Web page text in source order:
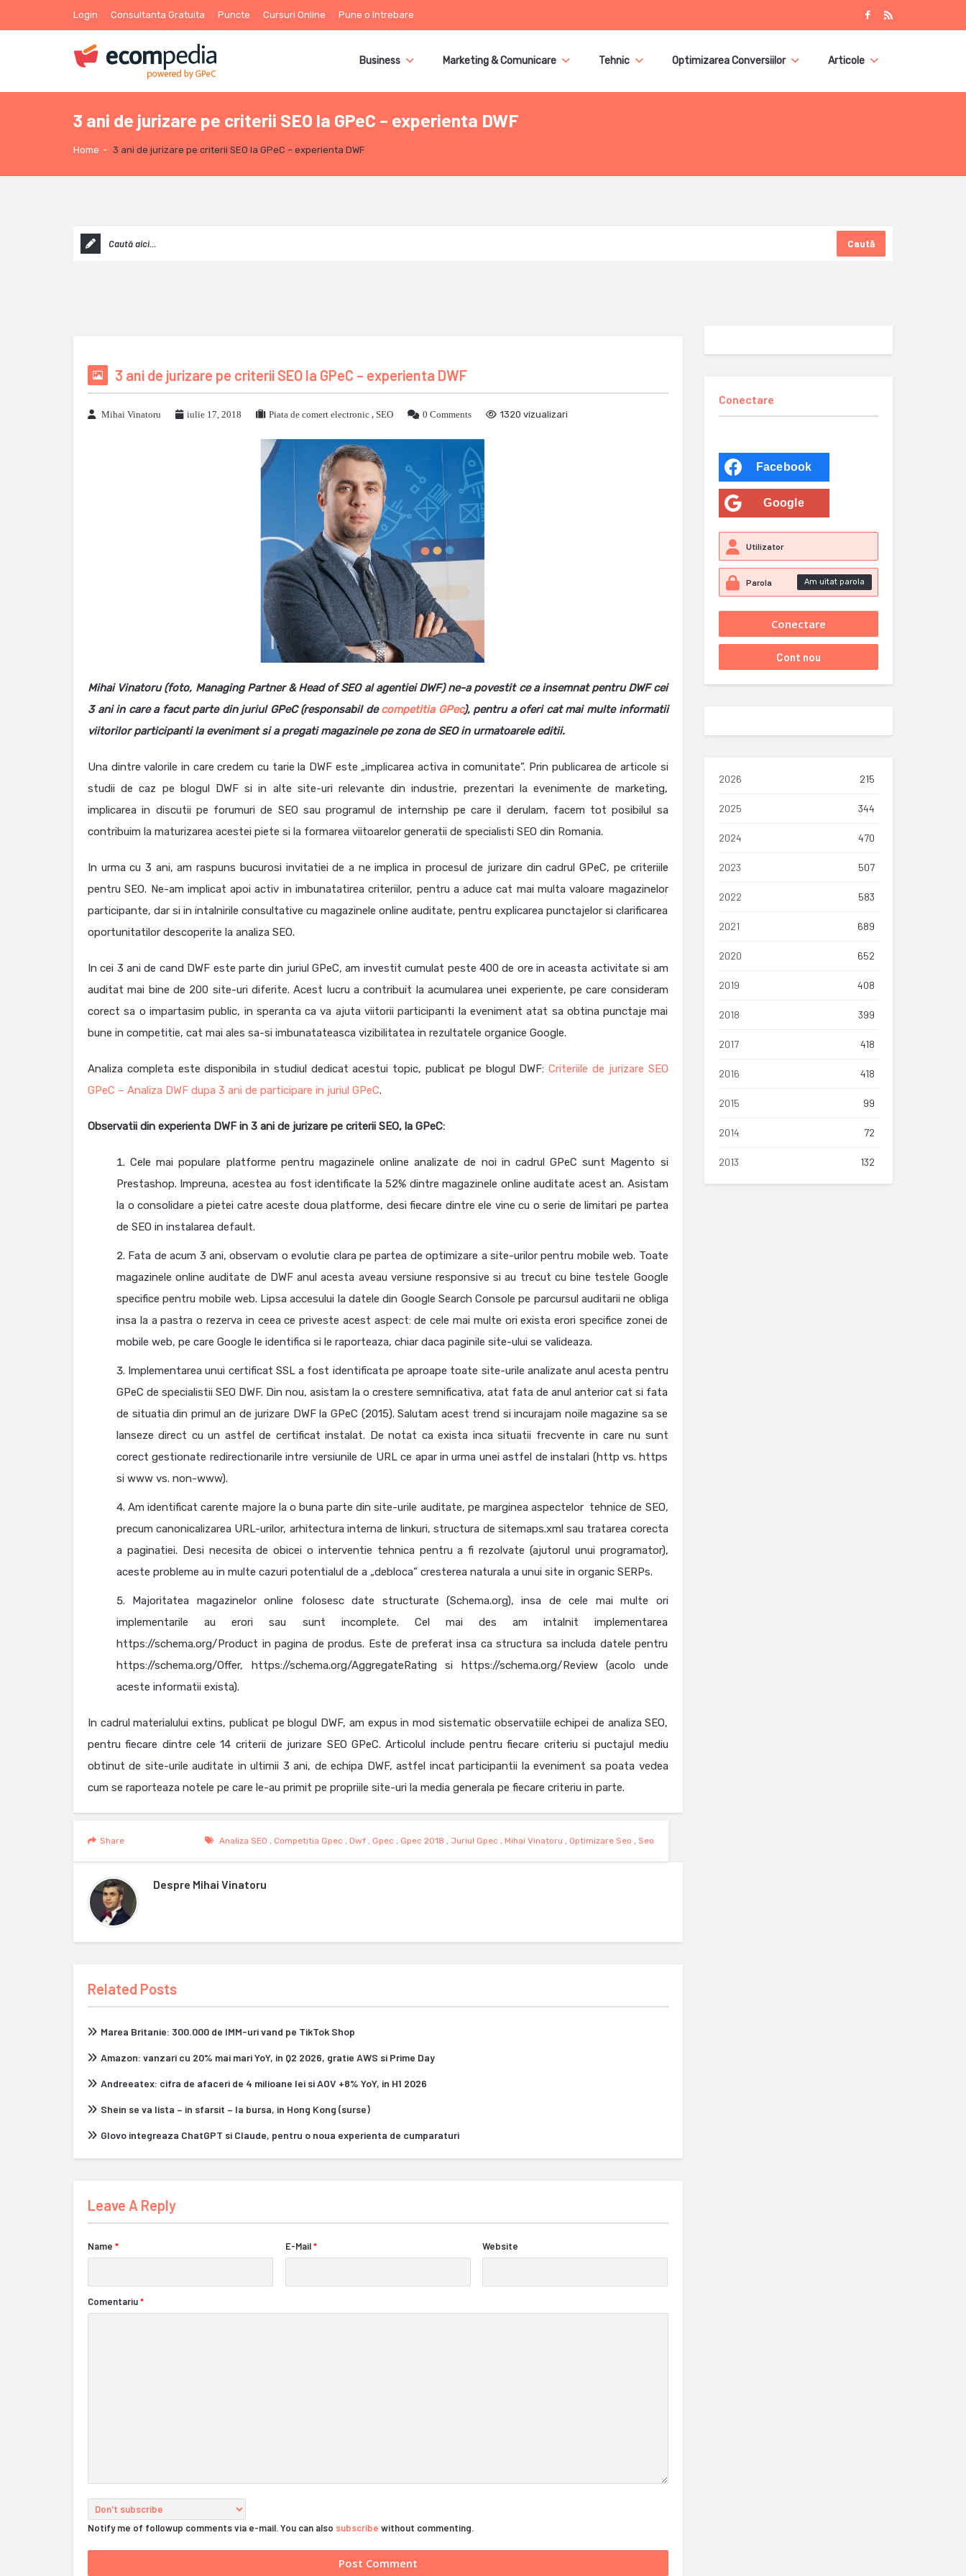
Login Consultanta Gratuita Puncte Cursuri Online Pune o întrebare
Business Marketing & Comunicare Tehnic Optimizarea Conversiilor Articole
3 ani de jurizare pe criterii SEO la GPeC – experienta DWF
Home - 3 ani de jurizare pe criterii SEO la GPeC – experienta DWF
Caută
3 ani de jurizare pe criterii SEO la GPeC – experienta DWF
Mihai Vinatoru iulie 17, 2018 Piata de comert electronic , SEO 0 Comments 1320 vizualizari
Mihai Vinatoru (foto, Managing Partner & Head of SEO al agentiei DWF) ne-a povestit ce a insemnat pentru DWF cei
3 ani in care a facut parte din juriul GPeC (responsabil decompetitia GPec), pentru a oferi cat mai multe informatii
viitorilor participanti la eveniment si a pregati magazinele pe zona de SEO in urmatoarele editii.
Una dintre valorile in care credem cu tarie la DWF este „implicarea activa in comunitate”. Prin publicarea de articole si
studii de caz pe blogul DWF si in alte site-uri relevante din industrie, prezentari la evenimente de marketing,
implicarea in discutii pe forumuri de SEO sau programul de internship pe care il derulam, facem tot posibilul sa
contribuim la maturizarea acestei piete si la formarea viitoarelor generatii de specialisti SEO din Romania.
In urma cu 3 ani, am raspuns bucurosi invitatiei de a ne implica in procesul de jurizare din cadrul GPeC, pe criteriile
pentru SEO. Ne-am implicat apoi activ in imbunatatirea criteriilor, pentru a aduce cat mai multa valoare magazinelor
participante, dar si in intalnirile consultative cu magazinele online auditate, pentru explicarea punctajelor si clarificarea
oportunitatilor descoperite la analiza SEO.
In cei 3 ani de cand DWF este parte din juriul GPeC, am investit cumulat peste 400 de ore in aceasta activitate si am
auditat mai bine de 200 site-uri diferite. Acest lucru a contribuit la acumularea unei experiente, pe care consideram
corect sa o impartasim public, in speranta ca va ajuta viitorii participanti la eveniment atat sa obtina punctaje mai
bune in competitie, cat mai ales sa-si imbunatateasca vizibilitatea in rezultatele organice Google.
Analiza completa este disponibila in studiul dedicat acestui topic, publicat pe blogul DWF:Criteriile de jurizare SEO
GPeC – Analiza DWF dupa 3 ani de participare in juriul GPeC.
Observatii din experienta DWF in 3 ani de jurizare pe criterii SEO, la GPeC:
Cele mai populare platforme pentru magazinele online analizate de noi in cadrul GPeC sunt Magento si
Prestashop. Impreuna, acestea au fost identificate la 52% dintre magazinele online auditate acest an. Asistam
la o consolidare a pietei catre aceste doua platforme, desi fiecare dintre ele vine cu o serie de limitari pe partea
de SEO in instalarea default.
Fata de acum 3 ani, observam o evolutie clara pe partea de optimizare a site-urilor pentru mobile web. Toate
magazinele online auditate de DWF anul acesta aveau versiune responsive si au trecut cu bine testele Google
specifice pentru mobile web. Lipsa accesului la datele din Google Search Console pe parcursul auditarii ne obliga
insa la a pastra o rezerva in ceea ce priveste acest aspect: de cele mai multe ori exista erori specifice zonei de
mobile web, pe care Google le identifica si le raporteaza, chiar daca paginile site-ului se valideaza.
Implementarea unui certificat SSL a fost identificata pe aproape toate site-urile analizate anul acesta pentru
GPeC de specialistii SEO DWF. Din nou, asistam la o crestere semnificativa, atat fata de anul anterior cat si fata
de situatia din primul an de jurizare DWF la GPeC (2015). Salutam acest trend si incurajam noile magazine sa se
lanseze direct cu un astfel de certificat instalat. De notat ca exista inca situatii frecvente in care nu sunt
corect gestionate redirectionarile intre versiunile de URL ce apar in urma unei astfel de instalari (http vs. https
si www vs. non-www).
Am identificat carente majore la o buna parte din site-urile auditate, pe marginea aspectelor tehnice de SEO,
precum canonicalizarea URL-urilor, arhitectura interna de linkuri, structura de sitemaps.xml sau tratarea corecta
a paginatiei. Desi necesita de obicei o interventie tehnica pentru a fi rezolvate (ajutorul unui programator),
aceste probleme au in multe cazuri potentialul de a „debloca” cresterea naturala a unui site in organic SERPs.
Majoritatea magazinelor online folosesc date structurate (Schema.org), insa de cele mai multe ori
implementarile au erori sau sunt incomplete. Cel mai des am intalnit implementarea
https://schema.org/Product in pagina de produs. Este de preferat insa ca structura sa includa datele pentru
https://schema.org/Offer, https://schema.org/AggregateRating si https://schema.org/Review (acolo unde
aceste informatii exista).
In cadrul materialului extins, publicat pe blogul DWF, am expus in mod sistematic observatiile echipei de analiza SEO,
pentru fiecare dintre cele 14 criterii de jurizare SEO GPeC. Articolul include pentru fiecare criteriu si puctajul mediu
obtinut de site-urile auditate in ultimii 3 ani, de echipa DWF, astfel incat participantii la eveniment sa poata vedea
cum se raporteaza notele pe care le-au primit pe propriile site-uri la media generala pe fiecare criteriu in parte.
Analiza SEO , Competitia Gpec, Dwf, Gpec, Gpec 2018 , Juriul Gpec, Mihai Vinatoru , Optimizare Seo , Seo
Share
Despre Mihai Vinatoru
Related Posts
Marea Britanie: 300.000 de IMM-uri vand pe TikTok Shop
Amazon: vanzari cu 20% mai mari YoY, in Q2 2026, gratie AWS si Prime Day
Andreeatex: cifra de afaceri de 4 milioane lei si AOV +8% YoY, in H1 2026
Shein se va lista – in sfarsit – la bursa, in Hong Kong (surse)
Glovo integreaza ChatGPT si Claude, pentru o noua experienta de cumparaturi
Leave A Reply
Name * E-Mail * Website
Comentariu*
Notify me of followup comments via e-mail. You can also subscribe without commenting.
Conectare
Facebook
Google
Am uitat parola
2026 215
2025 344
2024 470
2023 507
2022 583
2021 689
2020 652
2019 408
2018 399
2017 418
2016 418
2015 99
2014 72
2013 132